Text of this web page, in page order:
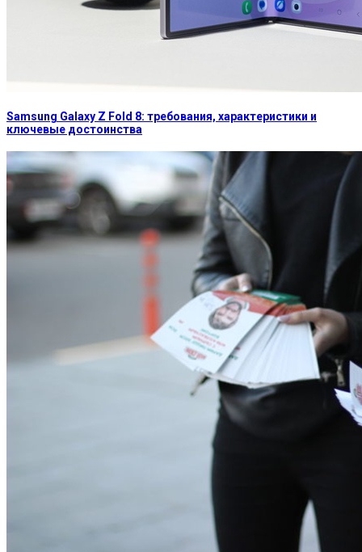
Samsung Galaxy Z Fold 8: требования, характеристики и
ключевые достоинства